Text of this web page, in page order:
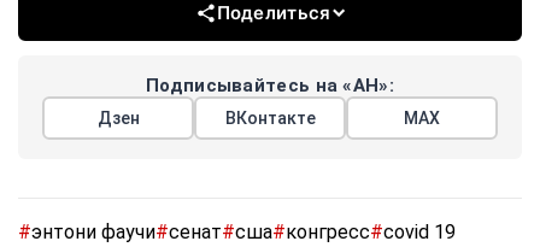
Поделиться
Подписывайтесь на «АН»:
Дзен ВКонтакте МАХ
#энтони фаучи#сенат#сша#конгресс#covid 19